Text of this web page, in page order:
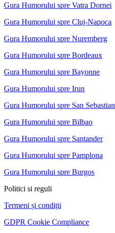
Gura Humorului spre Vatra Dornei
Gura Humorului spre Cluj-Napoca
Gura Humorului spre Nuremberg
Gura Humorului spre Bordeaux
Gura Humorului spre Bayonne
Gura Humorului spre Irun
Gura Humorului spre San Sebastian
Gura Humorului spre Bilbao
Gura Humorului spre Santander
Gura Humorului spre Pamplona
Gura Humorului spre Burgos
Politici si reguli
Termeni și condiții
GDPR Cookie Compliance